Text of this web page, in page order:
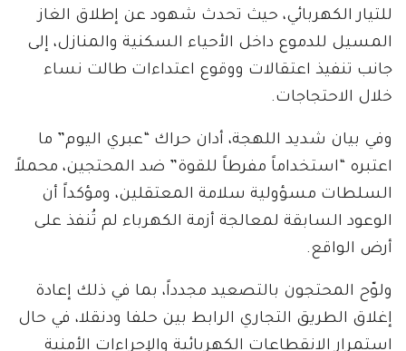
للتيار الكهربائي، حيث تحدث شهود عن إطلاق الغاز
المسيل للدموع داخل الأحياء السكنية والمنازل، إلى
جانب تنفيذ اعتقالات ووقوع اعتداءات طالت نساء
خلال الاحتجاجات.
وفي بيان شديد اللهجة، أدان حراك “عبري اليوم” ما
اعتبره “استخداماً مفرطاً للقوة” ضد المحتجين، محملاً
السلطات مسؤولية سلامة المعتقلين، ومؤكداً أن
الوعود السابقة لمعالجة أزمة الكهرباء لم تُنفذ على
أرض الواقع.
ولوّح المحتجون بالتصعيد مجدداً، بما في ذلك إعادة
إغلاق الطريق التجاري الرابط بين حلفا ودنقلا، في حال
استمرار الانقطاعات الكهربائية والإجراءات الأمنية